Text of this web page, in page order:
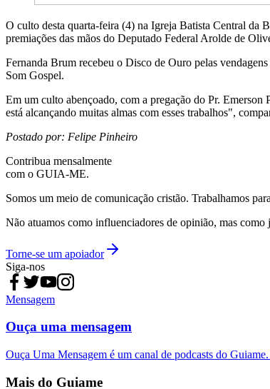
O culto desta quarta-feira (4) na Igreja Batista Central da
premiações das mãos do Deputado Federal Arolde de
Fernanda Brum recebeu o Disco de Ouro pelas
Som Gospel.
Em um culto abençoado, com a pregação do Pr.
está alcançando muitas almas com esses trabalhos",
Postado por: Felipe Pinheiro
Contribua mensalmente
com o GUIA-ME.
Somos um meio de comunicação cristão. Trabalhamos
Não atuamos como influenciadores de opinião, mas
Torne-se um apoiador
Siga-nos
Mensagem
Ouça uma mensagem
Ouça Uma Mensagem é um canal de podcasts do
Mais do Guiame